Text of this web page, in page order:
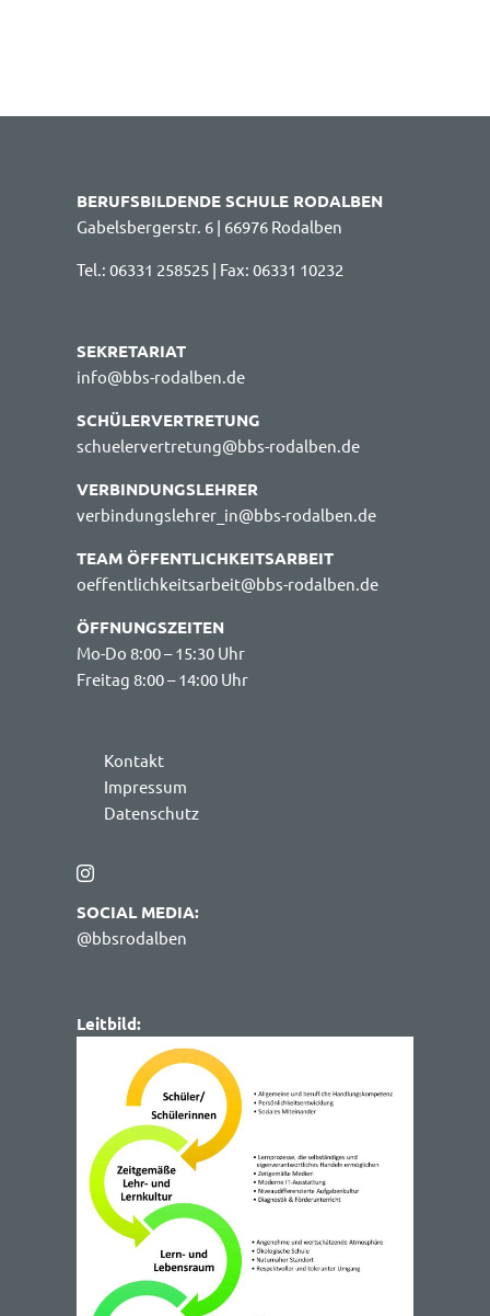
BERUFSBILDENDE SCHULE RODALBEN
Gabelsbergerstr. 6 | 66976 Rodalben
Tel.: 06331 258525 | Fax: 06331 10232
SEKRETARIAT
info@bbs-rodalben.de
SCHÜLERVERTRETUNG
schuelervertretung@bbs-rodalben.de
VERBINDUNGSLEHRER
verbindungslehrer_in@bbs-rodalben.de
TEAM ÖFFENTLICHKEITSARBEIT
oeffentlichkeitsarbeit@bbs-rodalben.de
ÖFFNUNGSZEITEN
Mo-Do 8:00 – 15:30 Uhr
Freitag 8:00 – 14:00 Uhr
Kontakt
Impressum
Datenschutz
SOCIAL MEDIA:
@bbsrodalben
Leitbild: